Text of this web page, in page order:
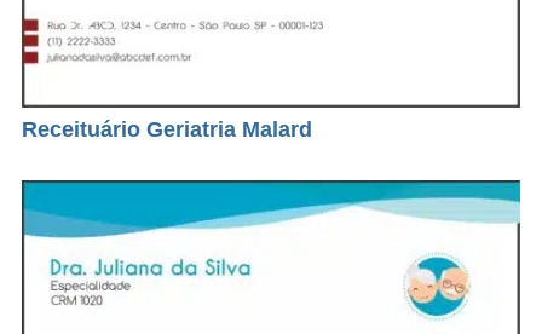
Receituário Geriatria Malard